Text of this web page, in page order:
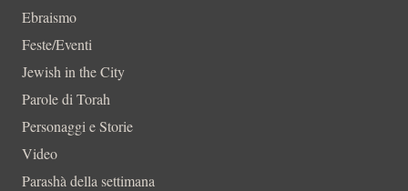
Ebraismo
Feste/Eventi
Jewish in the City
Parole di Torah
Personaggi e Storie
Video
Parashà della settimana